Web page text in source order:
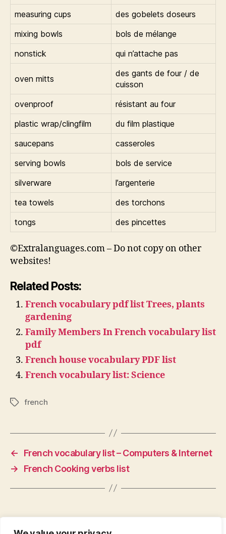
measuring cups
des gobelets doseurs
mixing bowls
bols de mélange
nonstick
qui n’attache pas
oven mitts
des gants de four / de
cuisson
ovenproof
résistant au four
plastic wrap/clingfilm
du film plastique
saucepans
casseroles
serving bowls
bols de service
silverware
l’argenterie
tea towels
des torchons
tongs
des pincettes
©Extralanguages.com – Do not copy on other
websites!
Related Posts:
French vocabulary pdf list Trees, plants
gardening
Family Members In French vocabulary list
pdf
French house vocabulary PDF list
French vocabulary list: Science
Tagsfrench
←
French vocabulary list – Computers & Internet
→
French Cooking verbs list